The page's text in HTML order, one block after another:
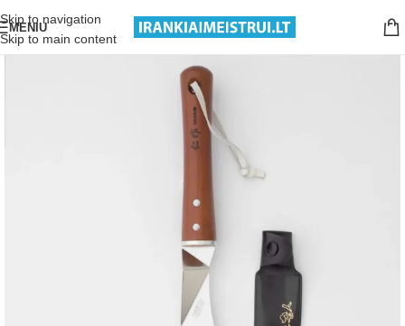
Skip to navigation
Skip to main content
MENIU